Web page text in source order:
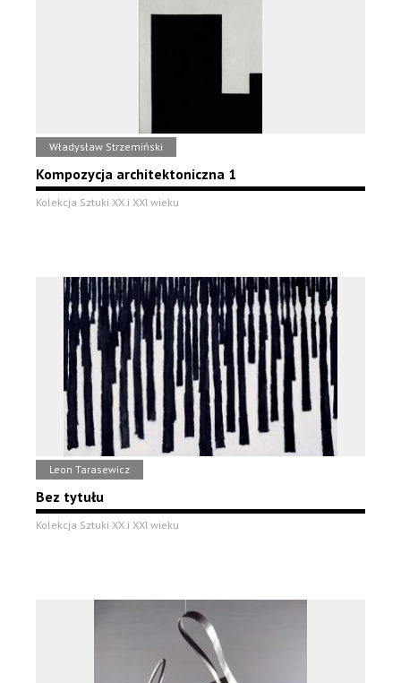
Władysław Strzemiński
Kompozycja architektoniczna 1
Kolekcja Sztuki XX i XXI wieku
Leon Tarasewicz
Bez tytułu
Kolekcja Sztuki XX i XXI wieku